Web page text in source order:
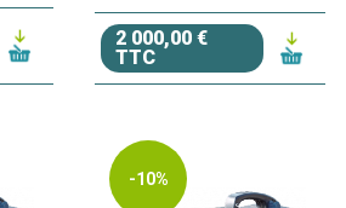
2 000,00 €
TTC
-10%